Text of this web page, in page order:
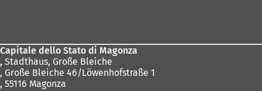
Capitale dello Stato di Magonza
, Stadthaus, Große Bleiche
, Große Bleiche 46/Löwenhofstraße 1
, 55116 Magonza